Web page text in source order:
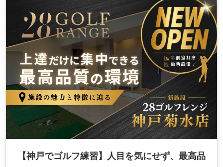
【神戸でゴルフ練習】人目を気にせず、最高品